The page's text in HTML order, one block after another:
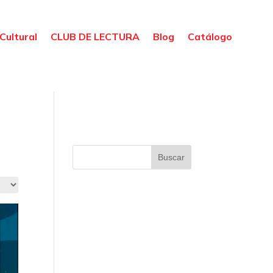
CLUB DE LECTURA Blog Catálogo
Buscar